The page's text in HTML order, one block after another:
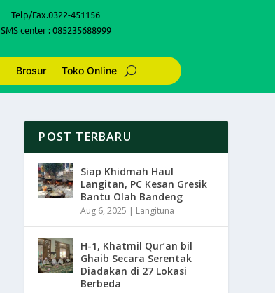
Telp/Fax.0322-451156
SMS center : 085235688999
Brosur Toko Online
POST TERBARU
Siap Khidmah Haul
Langitan, PC Kesan Gresik
Bantu Olah Bandeng
Aug 6, 2025 | Langituna
H-1, Khatmil Qur’an bil
Ghaib Secara Serentak
Diadakan di 27 Lokasi
Berbeda